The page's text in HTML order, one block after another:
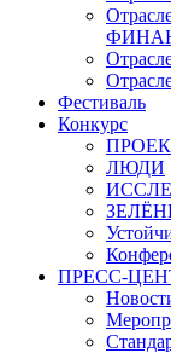
Фестиваль
Конкурс
ЛЮДИ
ПРЕСС-